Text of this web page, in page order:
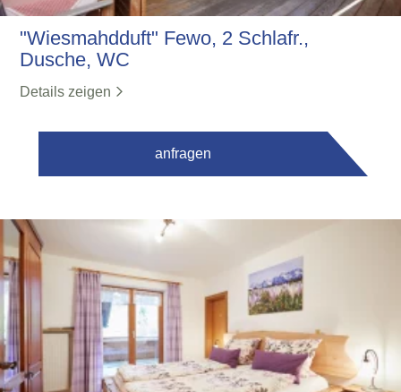
"Wiesmahdduft" Fewo, 2 Schlafr.,
Dusche, WC
Details zeigen
anfragen